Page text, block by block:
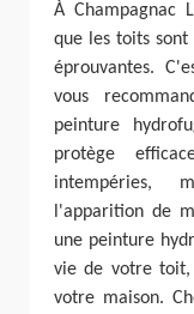
À Champagnac
que les toits sont
éprouvantes.
vous
peinture
protège
intempéries,
l'apparition de
une peinture
vie de votre toit,
votre maison.